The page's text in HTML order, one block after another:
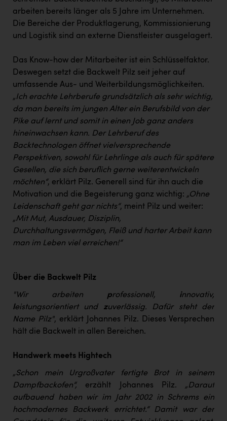
arbeiten bereits länger als 5 Jahre im Unternehmen.
Die Bereiche der Produktlagerung, Kommissionierung
und Logistik sind an externe Dienstleister ausgelagert.
Das Know-how der Mitarbeiter ist ein Schlüsselfaktor.
Deswegen setzt die Backwelt Pilz seit jeher auf
umfassende Aus- und Weiterbildungsmöglichkeiten.
„Ich erachte Lehrberufe grundsätzlich als sehr wichtig,
da man bereits im jungen Alter ein Berufsbild von der
Pike auf lernt und somit in einen Job ganz anders
hineinwachsen kann. Der Lehrberuf des
Backtechnologen öffnet vielversprechende
Perspektiven, sowohl für Lehrlinge als auch für spätere
Gesellen, die sich beruflich gerne weiterentwickeln
möchten“, erklärt Pilz. Generell sind für ihn auch die
Motivation und die Begeisterung ganz wichtig: „Ohne
Leidenschaft geht gar nichts“, meint Pilz und weiter:
„Mit Mut, Ausdauer, Disziplin,
Durchhaltungsvermögen, Fleiß und harter Arbeit kann
man im Leben viel erreichen!“
Über die Backwelt Pilz
"Wir arbeiten professionell, innovativ,
leistungsorientiert und zuverlässig. Dafür steht der
Name Pilz", erklärt Johannes Pilz. Dieses Versprechen
hält die Backwelt in allen Bereichen.
Handwerk meets Hightech
„Schon mein Urgroßvater fertigte Brot in seinem
Dampfbackofen“, erzählt Johannes Pilz. „Darauf
aufbauend haben wir im Jahr 2002 in Schrems ein
hochmodernes Backwerk errichtet.“ Damit war der